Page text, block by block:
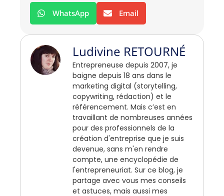
WhatsApp Email
Ludivine RETOURNÉ
Entrepreneuse depuis 2007, je
baigne depuis 18 ans dans le
marketing digital (storytelling,
copywriting, rédaction) et le
référencement. Mais c’est en
travaillant de nombreuses années
pour des professionnels de la
création d'entreprise que je suis
devenue, sans m'en rendre
compte, une encyclopédie de
l'entrepreneuriat. Sur ce blog, je
partage avec vous mes conseils
et astuces, mais aussi mes